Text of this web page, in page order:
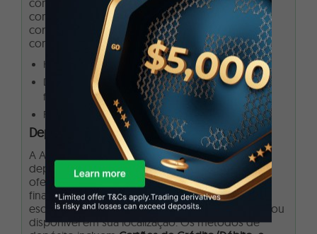
condições de negociação. Selecionamos boas
corretoras e opções confiáveis para a sua
comparação abaixo:
HFM – Boa para negociação de moedas
Dukascopy – Excelente para negociação de ações,
futuros
FXTM – Boa para iniciantes
Depósito e Saque da AAFX
A AAFX oferece depósitos rápidos e simples. O
depósito mínimo é de 100 EUR/USD. A corretora
oferece uma ampla variedade de métodos de
financiamento, para que os clientes possam
escolher aquele que é mais adequado para eles ou
disponível em sua localização. Os métodos de